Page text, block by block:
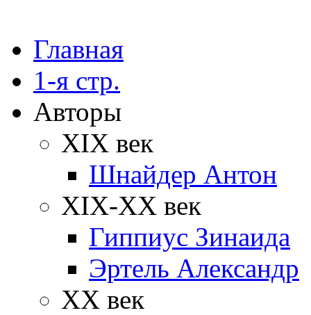
Главная
1-я стр.
Авторы
XIX век
Шнайдер Антон
XIX-XX век
Гиппиус Зинаида
Эртель Александр
XX век